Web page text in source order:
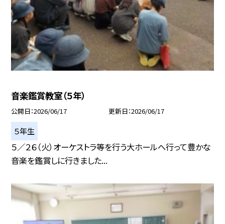
音楽鑑賞教室（５年）
公開日 2026/06/17 更新日 2026/06/17
５年生
５／２６（火）オーケストラ等を行う大ホールへ行って豊かな
音楽を鑑賞しに行きました...